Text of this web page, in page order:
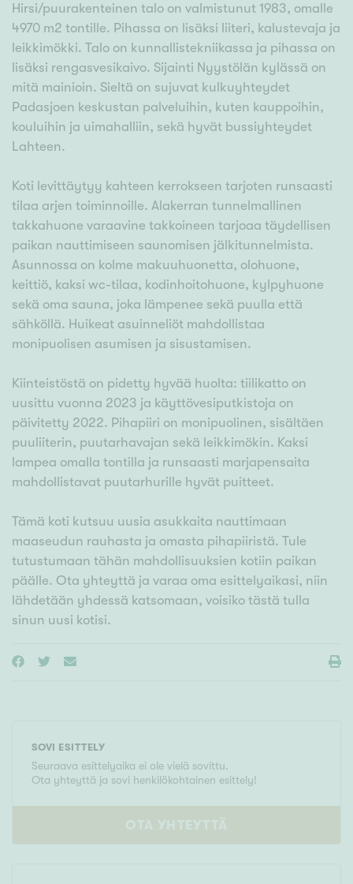
Hirsi/puurakenteinen talo on valmistunut 1983, omalle
4970 m2 tontille. Pihassa on lisäksi liiteri, kalustevaja ja
leikkimökki. Talo on kunnallistekniikassa ja pihassa on
lisäksi rengasvesikaivo. Sijainti Nyystölän kylässä on
mitä mainioin. Sieltä on sujuvat kulkuyhteydet
Padasjoen keskustan palveluihin, kuten kauppoihin,
kouluihin ja uimahalliin, sekä hyvät bussiyhteydet
Lahteen.
Koti levittäytyy kahteen kerrokseen tarjoten runsaasti
tilaa arjen toiminnoille. Alakerran tunnelmallinen
takkahuone varaavine takkoineen tarjoaa täydellisen
paikan nauttimiseen saunomisen jälkitunnelmista.
Asunnossa on kolme makuuhuonetta, olohuone,
keittiö, kaksi wc-tilaa, kodinhoitohuone, kylpyhuone
sekä oma sauna, joka lämpenee sekä puulla että
sähköllä. Huikeat asuinneliöt mahdollistaa
monipuolisen asumisen ja sisustamisen.
Kiinteistöstä on pidetty hyvää huolta: tiilikatto on
uusittu vuonna 2023 ja käyttövesiputkistoja on
päivitetty 2022. Pihapiiri on monipuolinen, sisältäen
puuliiterin, puutarhavajan sekä leikkimökin. Kaksi
lampea omalla tontilla ja runsaasti marjapensaita
mahdollistavat puutarhurille hyvät puitteet.
Tämä koti kutsuu uusia asukkaita nauttimaan
maaseudun rauhasta ja omasta pihapiiristä. Tule
tutustumaan tähän mahdollisuuksien kotiin paikan
päälle. Ota yhteyttä ja varaa oma esittelyaikasi, niin
lähdetään yhdessä katsomaan, voisiko tästä tulla
sinun uusi kotisi.
SOVI ESITTELY
Seuraava esittelyaika ei ole vielä sovittu.
Ota yhteyttä ja sovi henkilökohtainen esittely!
OTA YHTEYTTÄ